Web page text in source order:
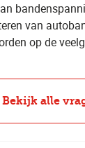
van
op de
Bekijk alle